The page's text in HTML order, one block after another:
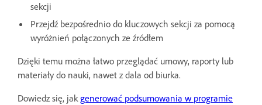
sekcji
Przejdź bezpośrednio do kluczowych sekcji za pomocą
wyróżnień połączonych ze źródłem
Dzięki temu można łatwo przeglądać umowy, raporty lub
materiały do nauki, nawet z dala od biurka.
Dowiedz się, jakgenerować podsumowania w programie